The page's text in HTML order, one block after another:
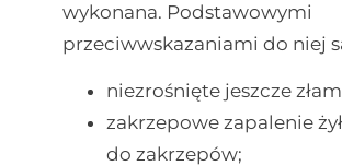
wykonana. Podstawowymi
przeciwwskazaniami do niej
niezrośnięte jeszcze
zakrzepowe zapalenie
do zakrzepów;